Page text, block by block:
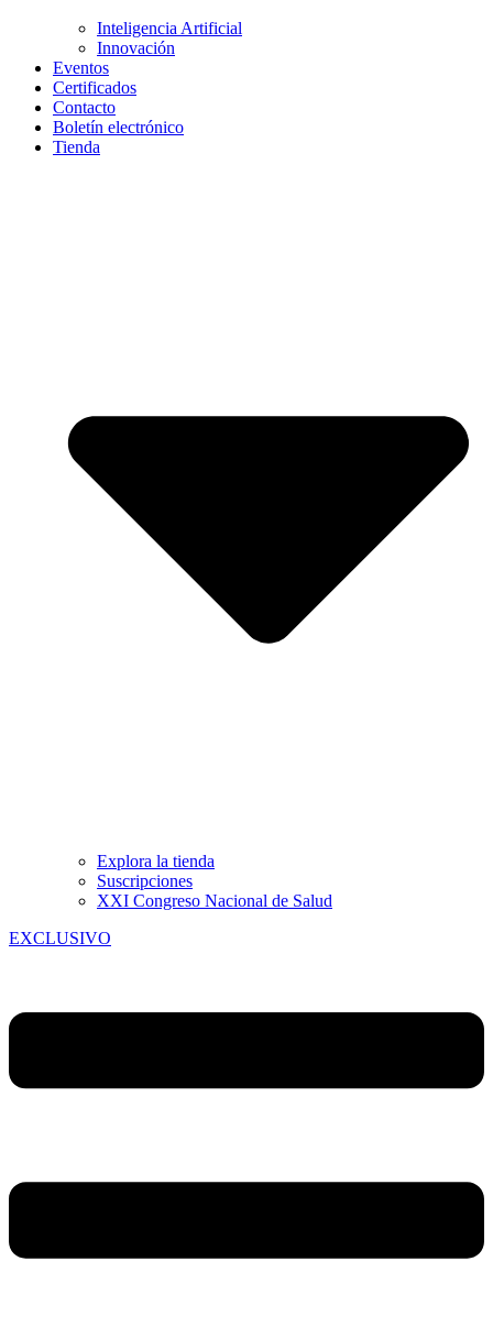
Inteligencia Artificial
Innovación
Eventos
Certificados
Contacto
Boletín electrónico
Tienda
Explora la tienda
Suscripciones
XXI Congreso Nacional de Salud
EXCLUSIVO